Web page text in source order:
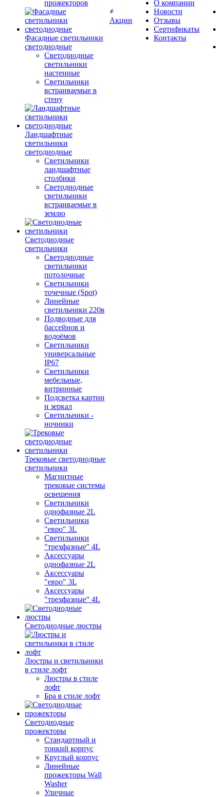
прожекторов
Фасадные светильники
светодиодные
Светодиодные
светильники
настенные
Светильники
встраиваемые в
стену
Ландшафтные
светильники
светодиодные
Светильники
ландшафтные
столбики
Светодиодные
светильники
встраиваемые в
землю
Светодиодные
светильники
Светодиодные
светильники
потолочные
Светильники
точечные (Spot)
Линейные
светильники 220в
Подводные для
бассейнов и
водоёмов
Светильники
универсальные
IP67
Светильники
мебельные,
витринные
Подсветка картин
и зеркал
Светильники -
ночники
Трековые светодиодные
светильники
Магнитные
трековые системы
освещения
Светильники
однофазные 2L
Светильники
"евро" 3L
Светильники
"трехфазные" 4L
Аксессуары
однофазные 2L
Аксессуары
"евро" 3L
Аксессуары
"трехфазные" 4L
Светодиодные люстры
Люстры и светильники
в стиле лофт
Люстры в стиле
лофт
Бра в стиле лофт
Светодиодные
прожекторы
Стандартный и
тонкий корпус
Круглый корпус
Линейные
прожекторы Wall
Washer
Уличные
Акции
О компании
Новости
Отзывы
Сертификаты
Контакты